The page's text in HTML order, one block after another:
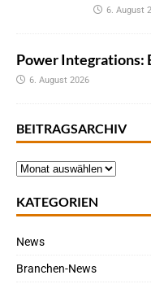
6. August
Power Integrations:
6. August 2026
BEITRAGSARCHIV
KATEGORIEN
News
Branchen-News